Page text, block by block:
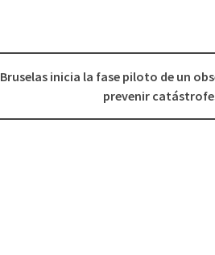
Bruselas inicia la fase piloto de un
prevenir